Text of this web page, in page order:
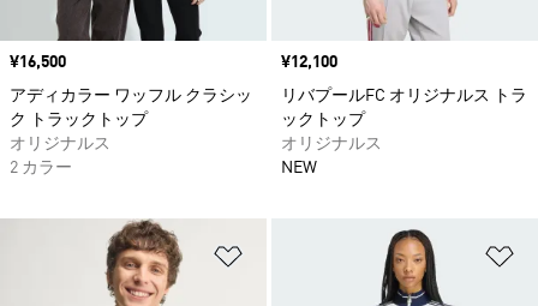
価格
¥16,500
アディカラー ワッフル クラシッ
ク トラックトップ
オリジナルス
2 カラー
価格
¥12,100
リバプールFC オリジナルス トラ
ックトップ
オリジナルス
NEW
ほしいものリストに追加